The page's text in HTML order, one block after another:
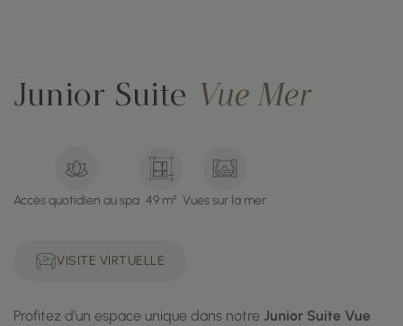
Junior Suite Vue Mer
Accès quotidien au spa 49 m² Vues sur la mer
VISITE VIRTUELLE
Profitez d’un espace unique dans notre Junior Suite Vue